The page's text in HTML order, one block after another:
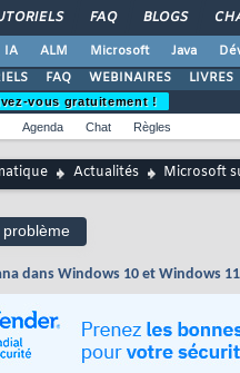
FAQ BLOGS
IA ALM Microsoft Java
FAQ WEBINAIRES LIVRES
vous gratuitement !
Agenda Chat Règles
Actualités Microsoft
dans Windows 10 et Windows